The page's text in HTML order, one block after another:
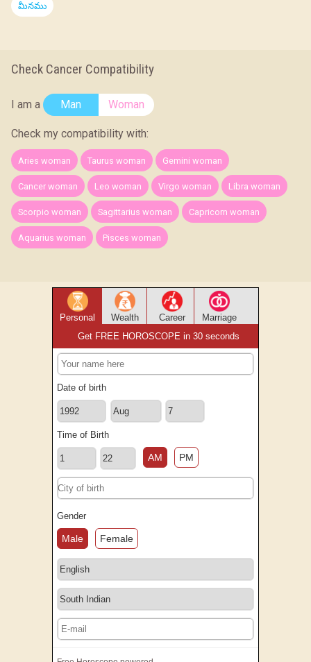
మీనము
Check Cancer Compatibility
I am a Man Woman
Check my compatibility with:
Aries woman Taurus woman Gemini woman
Cancer woman Leo woman Virgo woman Libra woman
Scorpio woman Sagittarius woman Capricorn woman
Aquarius woman Pisces woman
Personal Wealth Career Marriage
Get FREE HOROSCOPE in 30 seconds
Date of birth
Time of Birth
AM PM
Gender
Male Female